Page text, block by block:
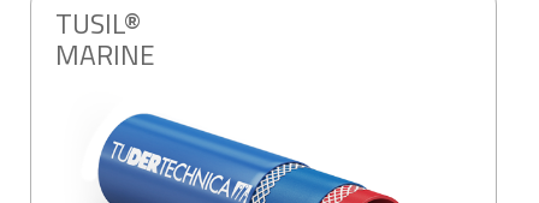
TUSIL®
MARINE